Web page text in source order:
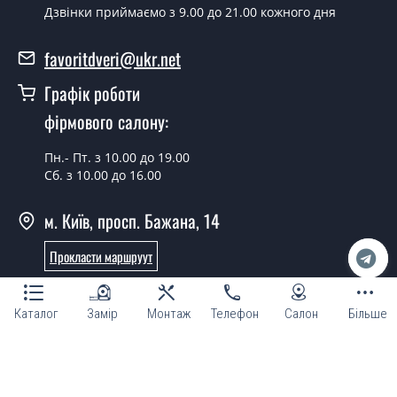
Каталог Замір Монтаж Телефон Салон Більше
Так, ми маємо великий асортимент готових вхідних
дверей.
Яка вартість найдешевших вхідних
дверей?
Потрібні двері вхідні економ класу,
що порадите?
Кожна наша порада індивідуальна, у тому числі і з
приводу вхідних дверей економ класу. Спробуйте
звернутися до наших менеджерів будь-яким зручним
Дзвінки приймаємо з 9.00 до 21.00 кожного дня
favoritdveri@ukr.net
Графік роботи
фірмового салону:
Пн.- Пт. з 10.00 до 19.00
Сб. з 10.00 до 16.00
м. Київ, просп. Бажана, 14
Прокласти маршруут
Онлайн консультант